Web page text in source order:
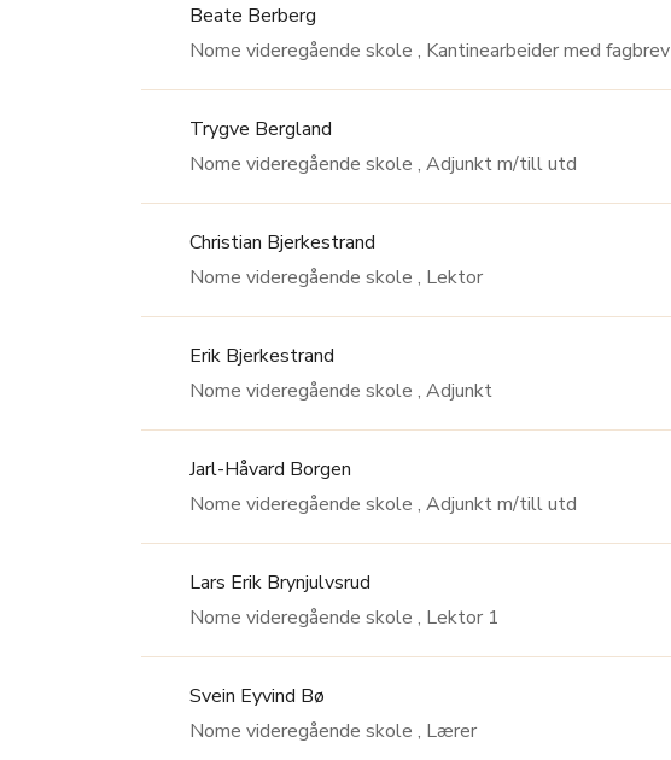
Beate Berberg
Nome videregående skole , Kantinearbeider med fagbrev
Trygve Bergland
Nome videregående skole , Adjunkt m/till utd
Christian Bjerkestrand
Nome videregående skole , Lektor
Erik Bjerkestrand
Nome videregående skole , Adjunkt
Jarl-Håvard Borgen
Nome videregående skole , Adjunkt m/till utd
Lars Erik Brynjulvsrud
Nome videregående skole , Lektor 1
Svein Eyvind Bø
Nome videregående skole , Lærer